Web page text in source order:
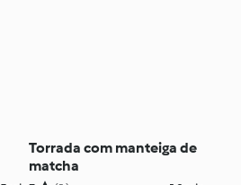
Torrada com manteiga de
matcha